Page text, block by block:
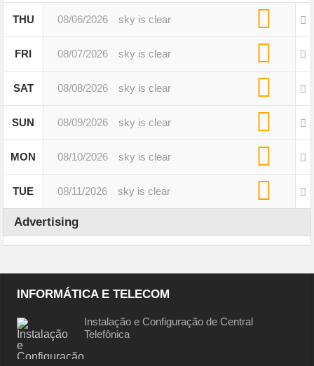
THU 08/06/2026 sky is clear
FRI 08/07/2026 sky is clear
SAT 08/08/2026 sky is clear
SUN 08/09/2026 sky is clear
MON 08/10/2026 sky is clear
TUE 08/11/2026 sky is clear
Advertising
INFORMÁTICA E TELECOM
Instalação e Configuração de Central
Telefônica